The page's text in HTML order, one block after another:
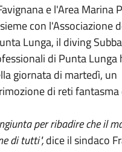
e l'Area Marina
con l'Associazione
Lunga, il diving
di Punta Lunga
giornata di martedì, un
di reti fantasma
per ribadire che il
di tutti",dice il sindaco